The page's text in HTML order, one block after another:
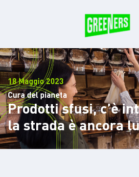
18 Maggio 2023
Cura del pianeta
Prodotti sfusi, c’è
la strada è ancora